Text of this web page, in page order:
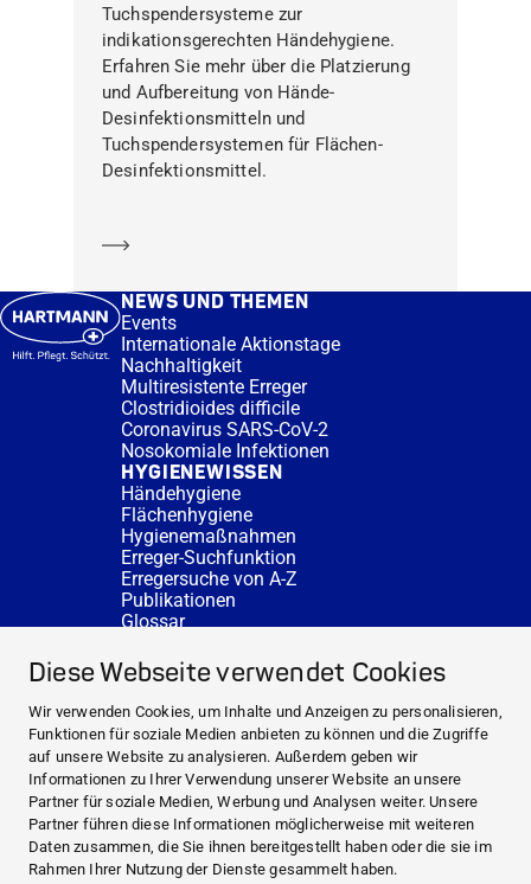
Diese Webseite verwendet Cookies
Wir verwenden Cookies, um Inhalte und Anzeigen zu personalisieren,
Funktionen für soziale Medien anbieten zu können und die Zugriffe
auf unsere Website zu analysieren. Außerdem geben wir
Informationen zu Ihrer Verwendung unserer Website an unsere
Partner für soziale Medien, Werbung und Analysen weiter. Unsere
Partner führen diese Informationen möglicherweise mit weiteren
Daten zusammen, die Sie ihnen bereitgestellt haben oder die sie im
Rahmen Ihrer Nutzung der Dienste gesammelt haben.
Tuchspendersysteme zur
indikationsgerechten Händehygiene.
Erfahren Sie mehr über die Platzierung
und Aufbereitung von Hände-
Desinfektionsmitteln und
Tuchspendersystemen für Flächen-
Desinfektionsmittel.
NEWS UND THEMEN
Events
Internationale Aktionstage
Nachhaltigkeit
Multiresistente Erreger
Clostridioides difficile
Coronavirus SARS-CoV-2
Nosokomiale Infektionen
HYGIENEWISSEN
Händehygiene
Flächenhygiene
Hygienemaßnahmen
Erreger-Suchfunktion
Erregersuche von A-Z
Publikationen
Glossar
SERVICE
Fachberatung
DESINFACTS
Newsletter
Konzentrat-Rechner
Weiterführende Links
Über uns
Fachberatung
NEWS UND THEMEN
HYGIENEWISSEN